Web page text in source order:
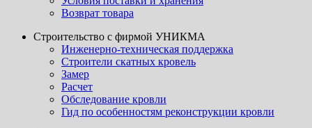
Возврат товара
Строительство с фирмой УНИКМА
Инженерно-техническая поддержка
Строители скатных кровель
Замер
Расчет
Обследование кровли
Гид по особенностям реконструкции кровли